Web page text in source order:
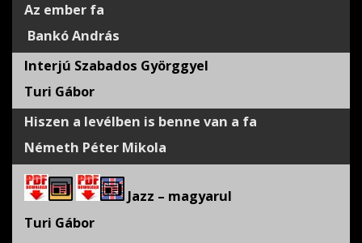
Az ember fa
Bankó András
Interjú Szabados Györggyel
Turi Gábor
Hiszen a levélben is benne van a fa
Németh Péter Mikola
Jazz – magyarul
Turi Gábor